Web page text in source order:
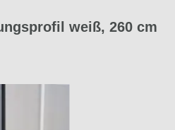
weiß, 260 cm